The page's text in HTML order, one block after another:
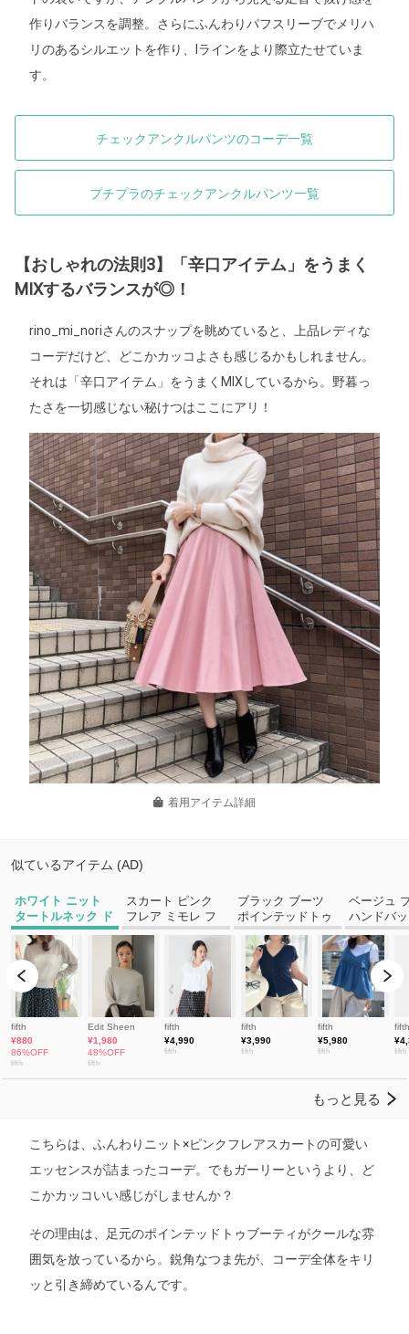
作りバランスを調整。さらにふんわりパフスリーブでメリハ
リのあるシルエットを作り、Iラインをより際立たせていま
す。
チェックアンクルパンツのコーデ一覧
プチプラのチェックアンクルパンツ一覧
【おしゃれの法則3】「辛口アイテム」をうまく
MIXするバランスが◎！
rino_mi_noriさんのスナップを眺めていると、上品レディな
コーデだけど、どこかカッコよさも感じるかもしれません。
それは「辛口アイテム」をうまくMIXしているから。野暮っ
たさを一切感じない秘けつはここにアリ！
着用アイテム詳細
こちらは、ふんわりニット×ピンクフレアスカートの可愛い
エッセンスが詰まったコーデ。でもガーリーというより、ど
こかカッコいい感じがしませんか？
その理由は、足元のポインテッドトゥブーティがクールな雰
囲気を放っているから。鋭角なつま先が、コーデ全体をキリ
ッと引き締めているんです。